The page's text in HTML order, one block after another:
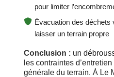
pour limiter
Évacuation des déchets
laisser un terrain propre
Conclusion : un
les contraintes
générale du terrain. À Le